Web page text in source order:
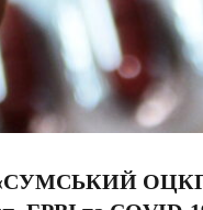
«СУМСЬКИЙ